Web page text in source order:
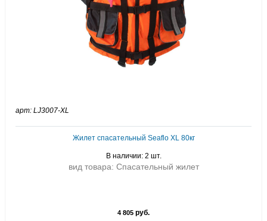
арт: LJ3007-XL
Жилет спасательный Seaflo XL 80кг
В наличии: 2 шт.
вид товара: Спасательный жилет
4 805 руб.